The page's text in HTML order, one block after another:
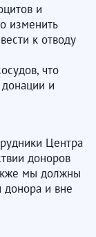
и
изменить
к отводу
что
и
Центра
доноров
мы должны
донора и вне